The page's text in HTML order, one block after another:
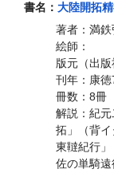
和本・浮世絵
カート
発送・支払い方
お問い合せ
書名： 大陸開拓
著者：満
絵師：
版元（出
刊年：康徳
冊数：8冊
解説：紀
拓」（背
東韃紀行
佐の単騎